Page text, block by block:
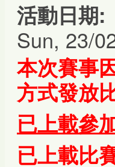
活動日期:
Sun, 23/
本次賽事
方式發放
已上載參
已上載比